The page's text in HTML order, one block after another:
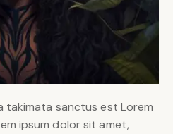
takimata sanctus est Lorem
ipsum dolor sit amet,